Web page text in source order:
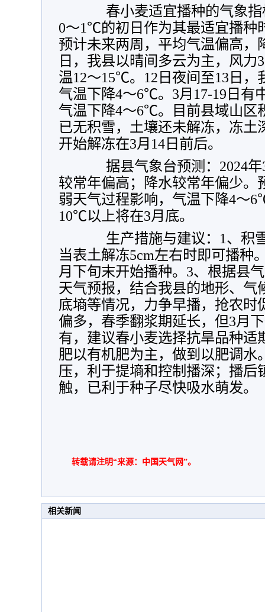
春小麦适宜播种的气象指
0～1℃的初日作为其最适宜播种
预计未来两周，平均气温偏高，
日，我县以晴间多云为主，风力
温12～15℃。12日夜间至13日，
气温下降4～6℃。3月17-19日有
气温下降4～6℃。目前县域山区
已无积雪，土壤还未解冻，冻土
开始解冻在3月14日前后。
据县气象台预测：2024年
较常年偏高；降水较常年偏少。
弱天气过程影响，气温下降4～
10℃以上将在3月底。
生产措施与建议：1、积
当表土解冻5cm左右时即可播种
月下旬末开始播种。3、根据县
天气预报，结合我县的地形、气
底墒等情况，力争早播，抢农时
偏多，春季翻浆期延长，但3月
有，建议春小麦选择抗旱品种适
肥以有机肥为主，做到以肥调水
压，利于提墒和控制播深；播后
触，已利于种子尽快吸水萌发。
转载请注明“来源：中国天气网”。
相关新闻